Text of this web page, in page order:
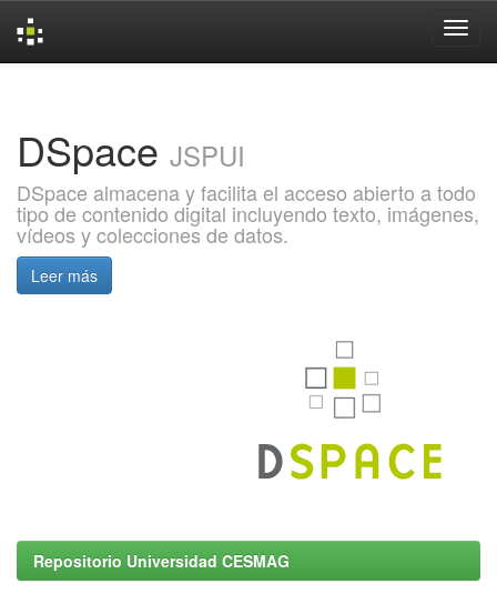
DSpace JSPUI
DSpace almacena y facilita el acceso abierto a todo
tipo de contenido digital incluyendo texto, imágenes,
vídeos y colecciones de datos.
Leer más
Repositorio Universidad CESMAG